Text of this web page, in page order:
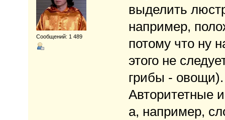
Сообщений: 1 489
выделить
например,
потому что ну
этого не
грибы - овощи).
Авторитетные
а, например,